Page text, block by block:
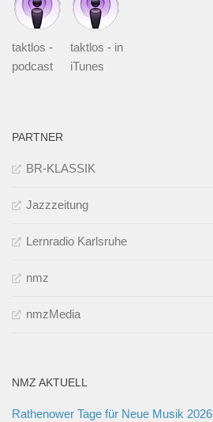
taktlos -
podcast
taktlos - in
iTunes
PARTNER
BR-KLASSIK
Jazzzeitung
Lernradio Karlsruhe
nmz
nmzMedia
NMZ AKTUELL
Rathenower Tage für Neue Musik 2026